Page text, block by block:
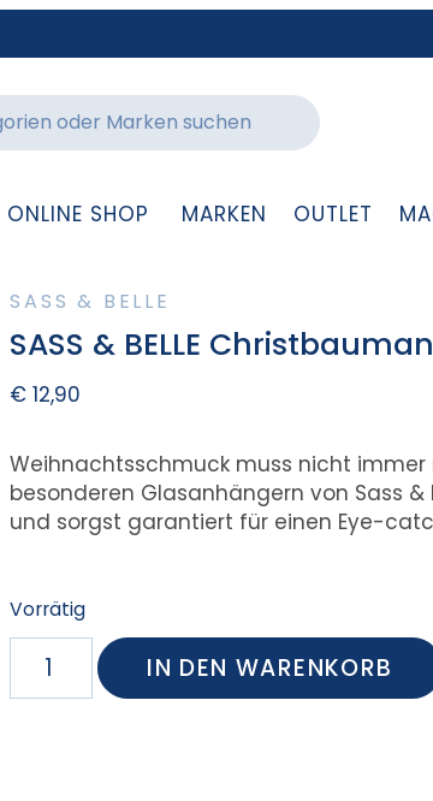
ONLINE SHOP MARKEN OUTLET
SASS & BELLE
SASS & BELLE
€ 12,90
Weihnachtsschmuck muss nicht immer
besonderen Glasanhängern von Sass
und sorgst garantiert für einen Eye-
Vorrätig
IN DEN WARENKORB